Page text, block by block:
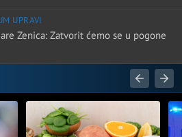
UPRAVI
Zenica: Zatvorit ćemo se u pogone